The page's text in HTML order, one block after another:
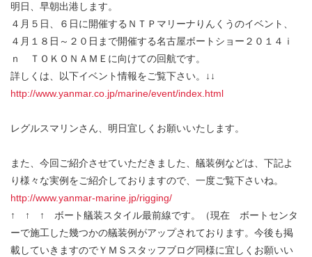
明日、早朝出港します。
４月５日、６日に開催するＮＴＰマリーナりんくうのイベント、
４月１８日～２０日まで開催する名古屋ボートショー２０１４ｉ
ｎ ＴＯＫＯＮＡＭＥに向けての回航です。
詳しくは、以下イベント情報をご覧下さい。↓↓
http://www.yanmar.co.jp/marine/event/index.html
レグルスマリンさん、明日宜しくお願いいたします。
また、今回ご紹介させていただきました、艤装例などは、下記よ
り様々な実例をご紹介しておりますので、一度ご覧下さいね。
http://www.yanmar-marine.jp/rigging/
↑ ↑ ↑ ボート艤装スタイル最前線です。（現在 ボートセンタ
ーで施工した幾つかの艤装例がアップされております。今後も掲
載していきますのでＹＭＳスタッフブログ同様に宜しくお願いい